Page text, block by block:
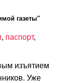
газеты"
, паспорт,
изъятием
Уже